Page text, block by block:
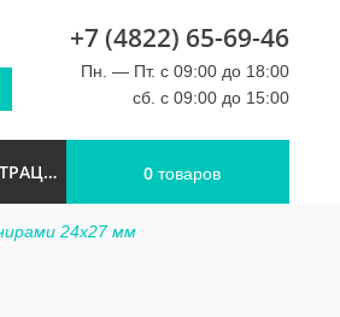
+7 (4822) 65-69-46
Пн. — Пт. с 09:00 до 18:00
сб. с 09:00 до 15:00
ВХОД / РЕГИСТРАЦИЯ 0 товаров
24x27 мм